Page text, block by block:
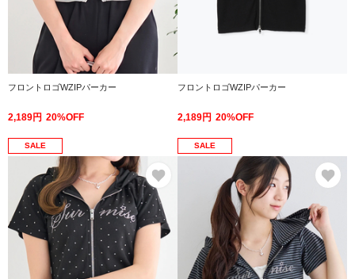
フロントロゴWZIPパーカー
2,189円 20%OFF
フロントロゴWZIPパーカー
2,189円 20%OFF
SALE SALE